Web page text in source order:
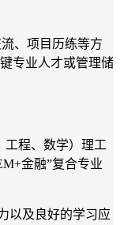
、项目历练等方
专业人才或管理储
工程、数学）理工
金融”复合专业
以及良好的学习应